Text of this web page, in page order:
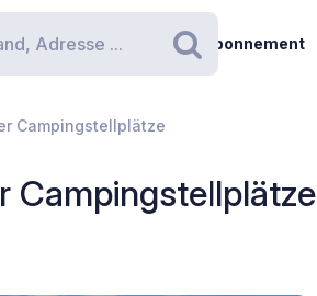
Suchen
Abonnement
Campingstellplätze
Campingstellplätze